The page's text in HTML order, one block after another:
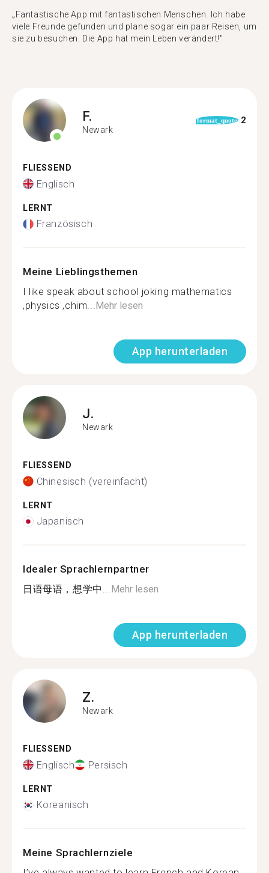
„Fantastische App mit fantastischen Menschen. Ich habe
viele Freunde gefunden und plane sogar ein paar Reisen, um
sie zu besuchen. Die App hat mein Leben verändert!"
F.
Newark
format_quote 2
FLIESSEND
Englisch
LERNT
Französisch
Meine Lieblingsthemen
I like speak about school joking mathematics
,physics ,chim...Mehr lesen
App herunterladen
J.
Newark
FLIESSEND
Chinesisch (vereinfacht)
LERNT
Japanisch
Idealer Sprachlernpartner
日语母语，想学中...Mehr lesen
App herunterladen
Z.
Newark
FLIESSEND
Englisch Persisch
LERNT
Koreanisch
Meine Sprachlernziele